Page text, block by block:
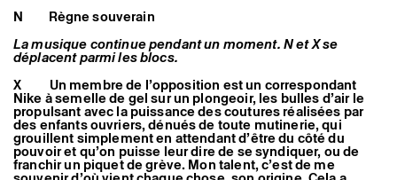
N Règne souverain
La musique continue pendant un moment. N et X se
déplacent parmi les blocs.
X Un membre de l’opposition est un correspondant
Nike à semelle de gel sur un plongeoir, les bulles d’air le
propulsant avec la puissance des coutures réalisées par
des enfants ouvriers, dénués de toute mutinerie, qui
grouillent simplement en attendant d’être du côté du
pouvoir et qu’on puisse leur dire de se syndiquer, ou de
franchir un piquet de grève. Mon talent, c’est de me